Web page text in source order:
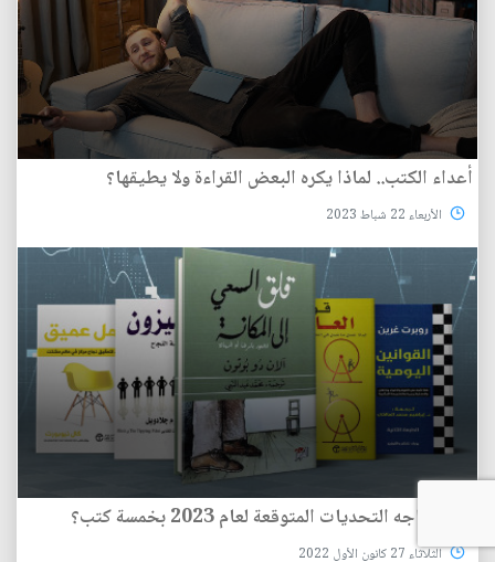
أعداء الكتب.. لماذا يكره البعض القراءة ولا يطيقها؟
الأربعاء 22 شباط 2023
كيف تواجه التحديات المتوقعة لعام 2023 بخمسة كتب؟
الثلاثاء 27 كانون الأول 2022